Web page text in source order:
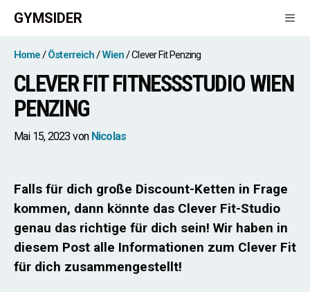
Zum
Inhalt
springen
GYMSIDER
Home Österreich Wien Clever Fit Penzing
CLEVER FIT FITNESSSTUDIO WIEN
PENZING
Mai 15, 2023 von Nicolas
Falls für dich große Discount-Ketten in Frage
kommen, dann könnte das Clever Fit-Studio
genau das richtige für dich sein! Wir haben in
diesem Post alle Informationen zum Clever Fit
für dich zusammengestellt!